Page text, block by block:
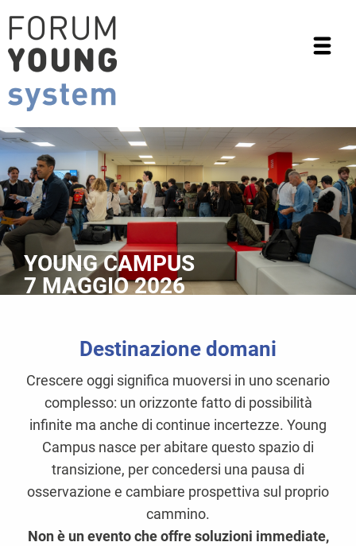
YOUNG CAMPUS
7 MAGGIO 2026
Destinazione domani
Crescere oggi significa muoversi in uno scenario
complesso: un orizzonte fatto di possibilità
infinite ma anche di continue incertezze. Young
Campus nasce per abitare questo spazio di
transizione, per concedersi una pausa di
osservazione e cambiare prospettiva sul proprio
cammino.
Non è un evento che offre soluzioni immediate,